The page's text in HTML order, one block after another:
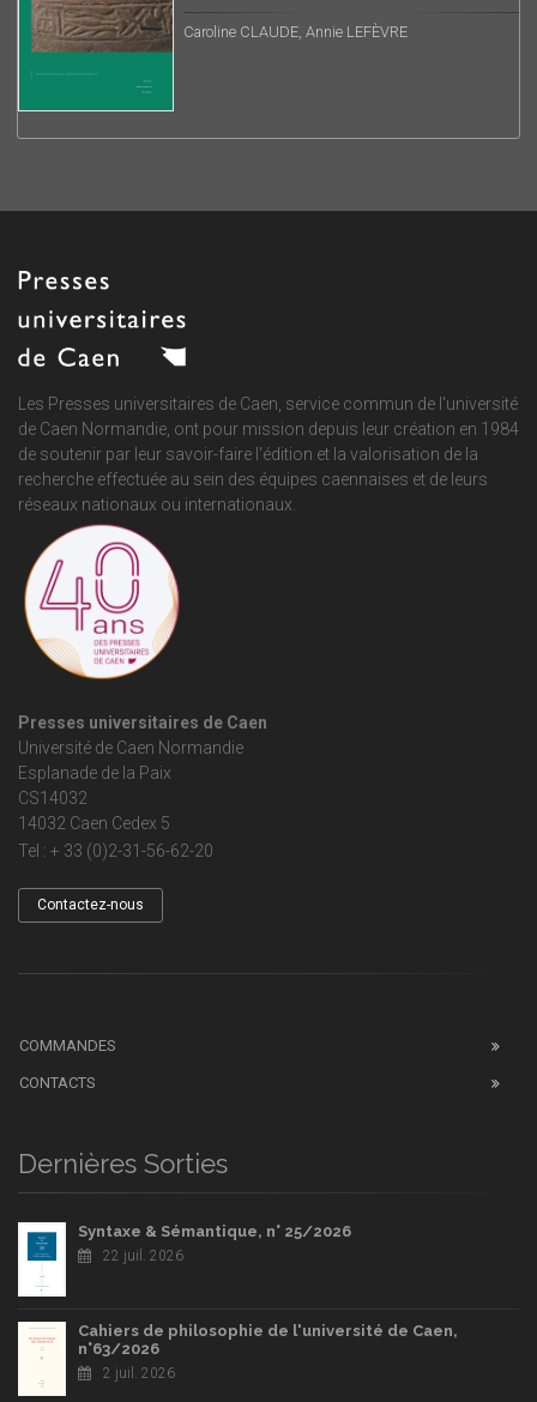
Caroline CLAUDE, Annie LEFÈVRE
Les Presses universitaires de Caen, service commun de l'université
de Caen Normandie, ont pour mission depuis leur création en 1984
de soutenir par leur savoir-faire l'édition et la valorisation de la
recherche effectuée au sein des équipes caennaises et de leurs
réseaux nationaux ou internationaux.
Presses universitaires de Caen
Université de Caen Normandie
Esplanade de la Paix
CS14032
14032 Caen Cedex 5
Tel : + 33 (0)2-31-56-62-20
Contactez-nous
COMMANDES
CONTACTS
Dernières Sorties
Syntaxe & Sémantique, n° 25/2026
22 juil. 2026
Cahiers de philosophie de l'université de Caen,
n°63/2026
2 juil. 2026